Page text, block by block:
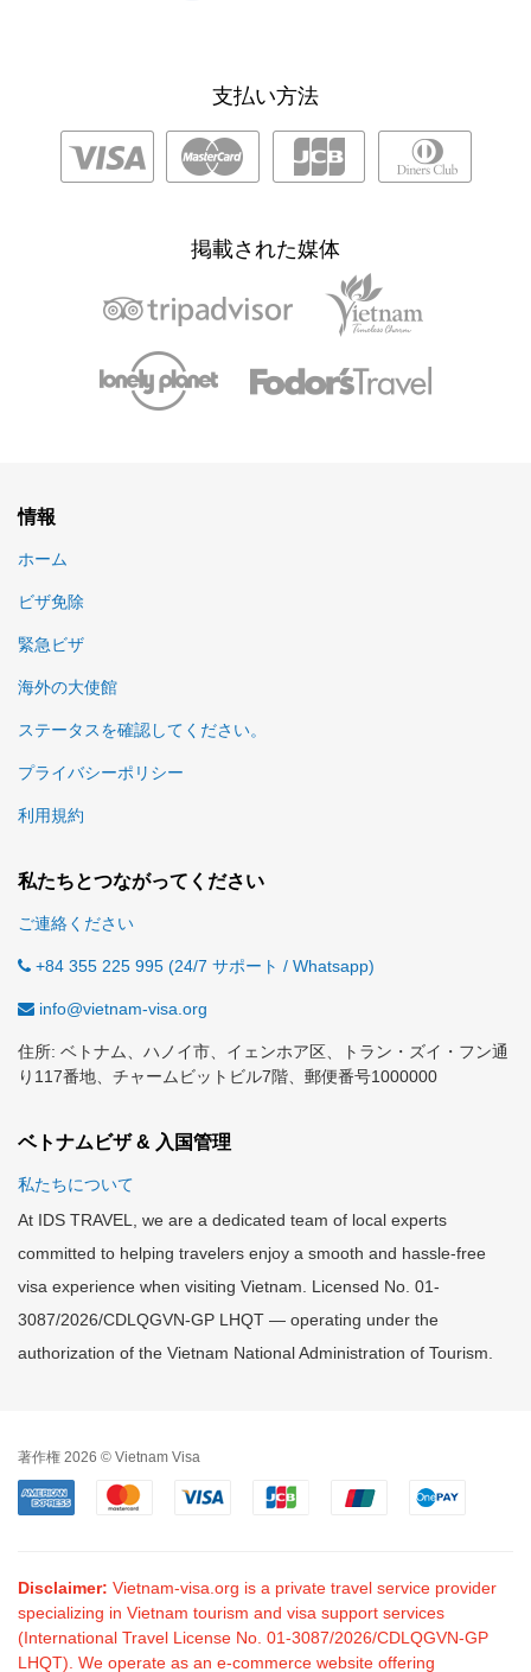
支払い方法
掲載された媒体
情報
ホーム
ビザ免除
緊急ビザ
海外の大使館
ステータスを確認してください。
プライバシーポリシー
利用規約
私たちとつながってください
ご連絡ください
+84 355 225 995 (24/7 サポート / Whatsapp)
info@vietnam-visa.org
住所: ベトナム、ハノイ市、イェンホア区、トラン・ズイ・フン通
り117番地、チャームビットビル7階、郵便番号1000000
ベトナムビザ & 入国管理
私たちについて
At IDS TRAVEL, we are a dedicated team of local experts
committed to helping travelers enjoy a smooth and hassle-free
visa experience when visiting Vietnam. Licensed No. 01-
3087/2026/CDLQGVN-GP LHQT — operating under the
authorization of the Vietnam National Administration of Tourism.
著作権 2026 © Vietnam Visa
Disclaimer: Vietnam-visa.org is a private travel service provider
specializing in Vietnam tourism and visa support services
(International Travel License No. 01-3087/2026/CDLQGVN-GP
LHQT). We operate as an e-commerce website offering